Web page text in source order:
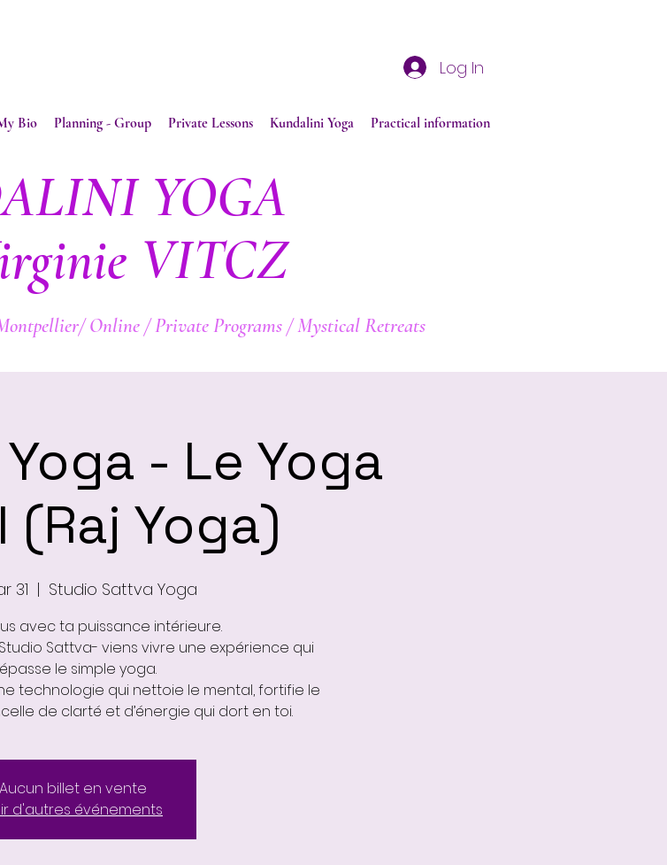
Bio Planning - Group Private Lessons Kundalini Yoga Practical information
Log In
YOGA
VITCZ
Online / Private Programs / Mystical Retreats
- Le Yoga
(Raj Yoga)
31
  |
Studio Sattva Yoga
avec ta puissance intérieure.
Sattva- viens vivre une expérience qui
le simple yoga.
technologie qui nettoie le mental, fortifie le
de clarté et d’énergie qui dort en toi.
Aucun billet en vente
d'autres événements